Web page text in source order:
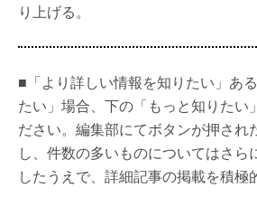
り上げる。
■「より詳しい情報を知りたい」あ
たい」場合、下の「もっと知りたい
ださい。編集部にてボタンが押され
し、件数の多いものについてはさら
したうえで、詳細記事の掲載を積極